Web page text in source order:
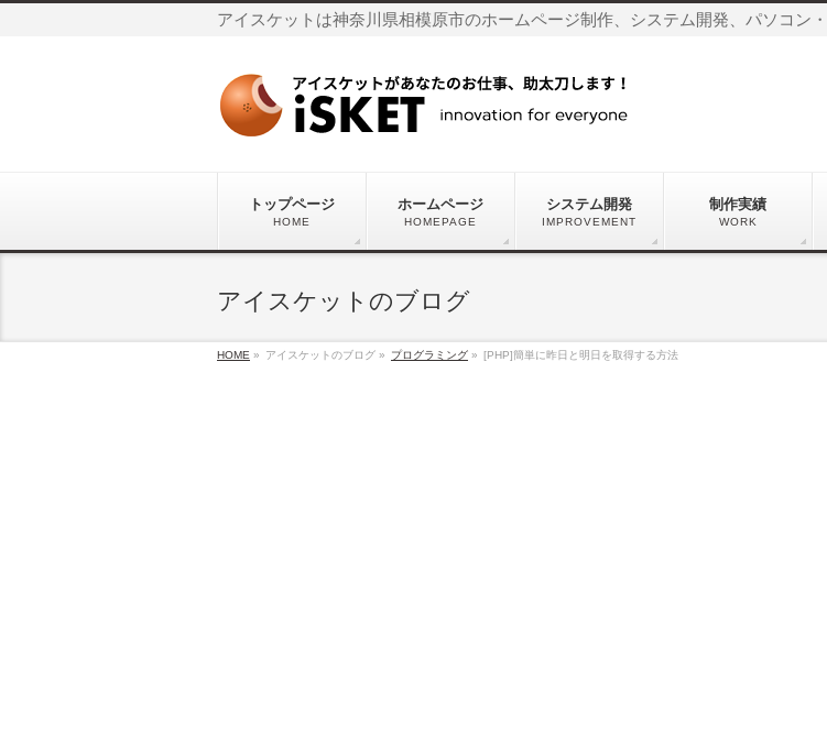
アイスケットは神奈川県相模原市のホームページ制作、システム開発、パソコン
トップページ
HOME
ホームページ
HOMEPAGE
システム開発
IMPROVEMENT
制作実績
WORK
アイスケットのブログ
HOME » アイスケットのブログ » プログラミング » [PHP]簡単に昨日と明日を取得する方法